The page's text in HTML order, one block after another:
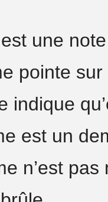
une
pointe
indique
est un
n’est pas